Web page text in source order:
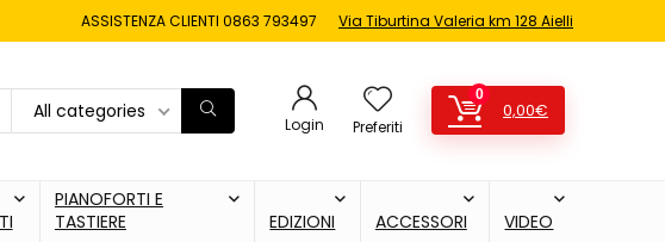
ASSISTENZA CLIENTI 0863 793497 Via Tiburtina Valeria km 128 Aielli
All categories
Login Preferiti
0
0,00€
PIANOFORTI E
TASTIERE
EDIZIONI ACCESSORI VIDEO